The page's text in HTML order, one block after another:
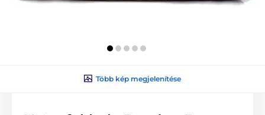
Több kép megjelenítése